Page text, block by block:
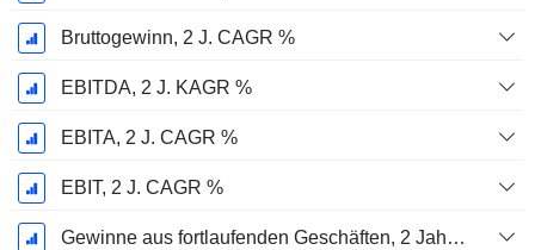
Bruttogewinn, 2 J. CAGR %
EBITDA, 2 J. KAGR %
EBITA, 2 J. CAGR %
EBIT, 2 J. CAGR %
Gewinne aus fortlaufenden Geschäften, 2 Jahre. CAGR %